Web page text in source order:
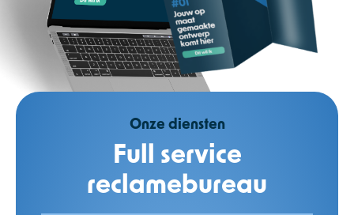
Onze diensten
Full service
reclamebureau